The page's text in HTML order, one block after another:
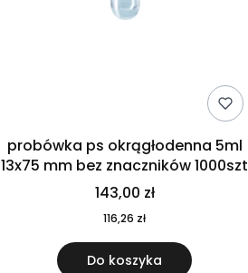
probówka ps okrągłodenna 5ml
13x75 mm bez znaczników 1000szt
143,00 zł
116,26 zł
Do koszyka